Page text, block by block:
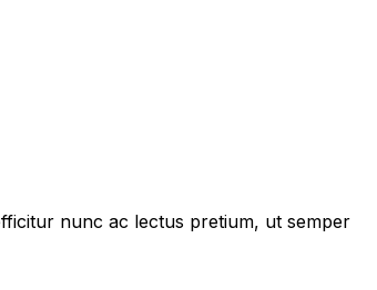
nunc ac lectus pretium, ut semper